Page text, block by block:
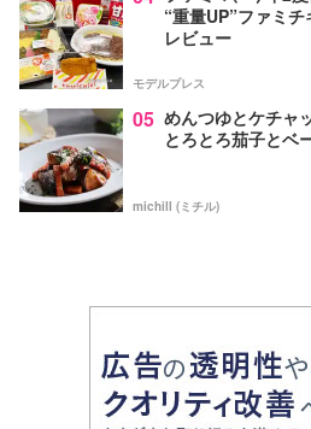
“重量UP”ファミ
レビュー
モデルプレス
05 めんつゆとケチャ
とろとろ茄子とベ
michill (ミチル)